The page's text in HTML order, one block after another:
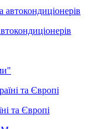
та Європі